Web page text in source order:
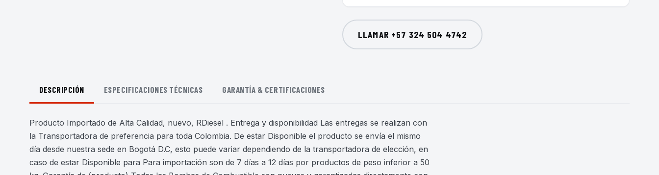
LLAMAR +57 324 504 4742
DESCRIPCIÓN ESPECIFICACIONES TÉCNICAS GARANTÍA & CERTIFICACIONES
Producto Importado de Alta Calidad, nuevo, RDiesel . Entrega y disponibilidad Las entregas se realizan con
la Transportadora de preferencia para toda Colombia. De estar Disponible el producto se envía el mismo
día desde nuestra sede en Bogotá D.C, esto puede variar dependiendo de la transportadora de elección, en
caso de estar Disponible para Para importación son de 7 días a 12 días por productos de peso inferior a 50